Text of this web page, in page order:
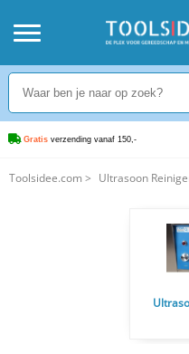
Gratis verzending vanaf 150,-
Toolsidee.com > Ultrasoon